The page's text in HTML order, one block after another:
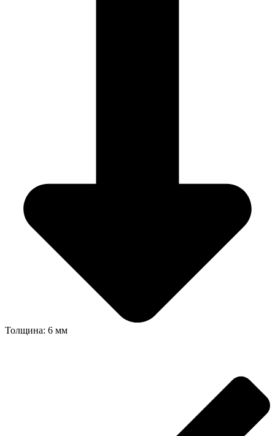
Толщина: 6 мм